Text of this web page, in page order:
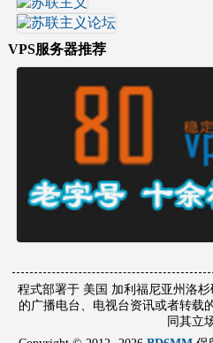
VPS服务器推荐
程式部署于 美国 加利福尼亚州洛
的广播电台、电视台资讯或者转载
同其立